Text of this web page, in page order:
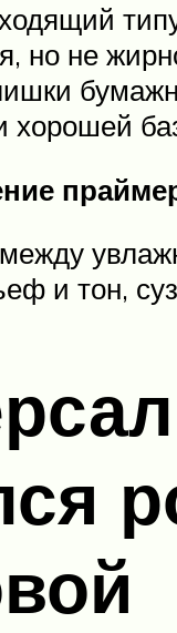
но не
хорошей
и тон,